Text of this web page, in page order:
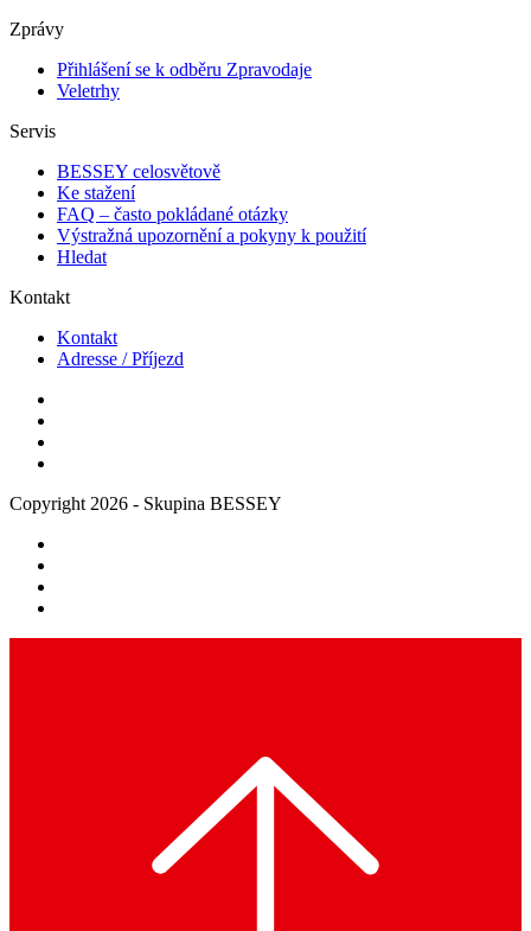
Zprávy
Přihlášení se k odběru Zpravodaje
Veletrhy
Servis
BESSEY celosvětově
Ke stažení
FAQ – často pokládané otázky
Výstražná upozornění a pokyny k použití
Hledat
Kontakt
Kontakt
Adresse / Příjezd
Copyright 2026 - Skupina BESSEY